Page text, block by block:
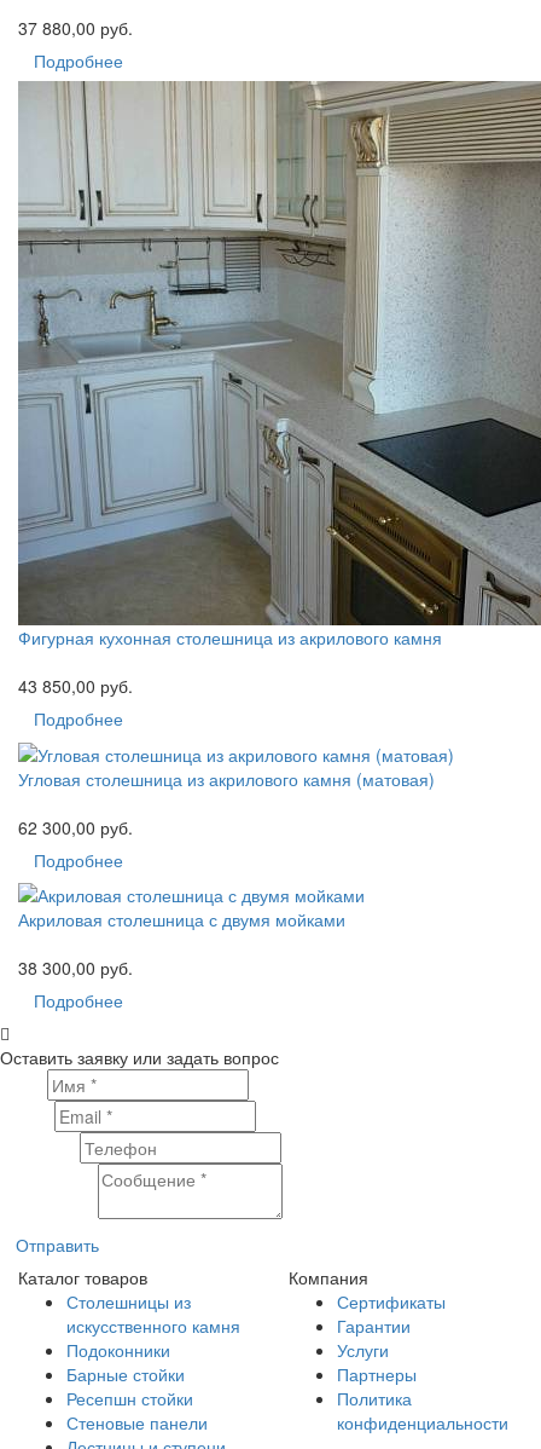
37 880,00 руб.
Подробнее
Фигурная кухонная столешница из акрилового камня
43 850,00 руб.
Подробнее
Угловая столешница из акрилового камня (матовая)
62 300,00 руб.
Подробнее
Акриловая столешница с двумя мойками
38 300,00 руб.
Подробнее
Оставить заявку или задать вопрос
Отправить
Каталог товаров
Столешницы из
искусственного камня
Подоконники
Барные стойки
Ресепшн стойки
Стеновые панели
Компания
Сертификаты
Гарантии
Услуги
Партнеры
Политика
конфиденциальности